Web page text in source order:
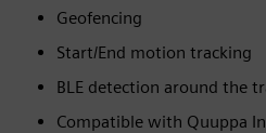
Geofencing
Start/End motion tracking
BLE detection around the
Compatible with Quuppa